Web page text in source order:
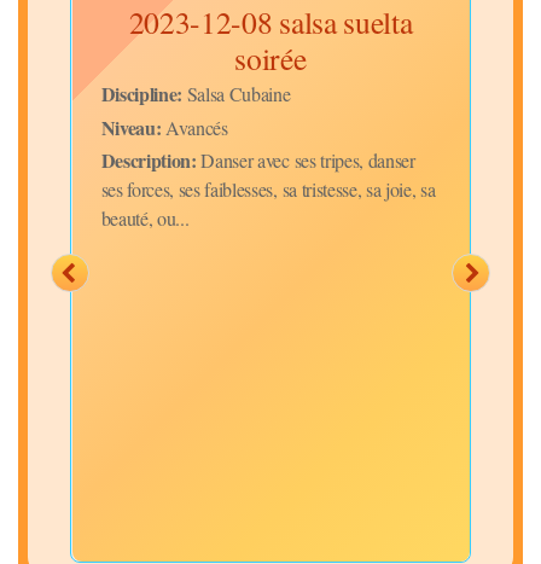
2023-12-08 salsa suelta
soirée
Discipline: Salsa Cubaine
Niveau: Avancés
Description:Danser avec ses tripes, danser
ses forces, ses faiblesses, sa tristesse, sa joie, sa
beauté, ou...